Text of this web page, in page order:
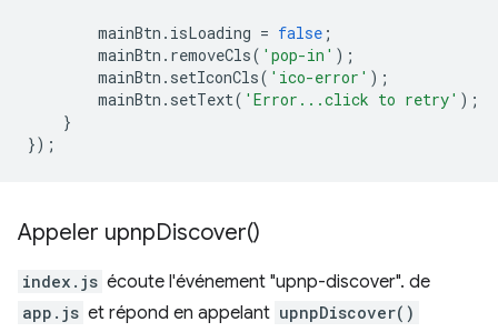
mainBtn . isLoading = false ;
mainBtn . removeCls( 'pop-in' );
mainBtn . setIconCls( 'ico-error' );
mainBtn . setText( 'Error...click to retry' );
}
});
Appeler upnpDiscover()
index.js écoute l'événement "upnp-discover". de
app.js et répond en appelant upnpDiscover()